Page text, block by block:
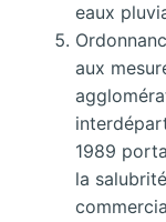
eaux
aux
1989
la